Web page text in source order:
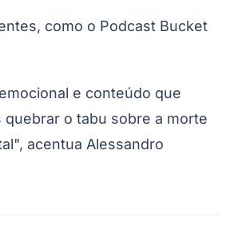
como o Podcast Bucket
e conteúdo que
o tabu sobre a morte
acentua Alessandro